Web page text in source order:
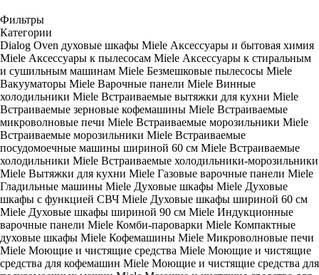
Фильтры
Категории
Dialog Oven духовые шкафы Miele Аксессуары и бытовая химия
Miele Аксессуары к пылесосам Miele Аксессуары к стиральным
и сушильным машинам Miele Безмешковые пылесосы Miele
Вакууматоры Miele Варочные панели Miele Винные
холодильники Miele Встраиваемые вытяжки для кухни Miele
Встраиваемые зерновые кофемашины Miele Встраиваемые
микроволновые печи Miele Встраиваемые морозильники Miele
Встраиваемые морозильники Miele Встраиваемые
посудомоечные машины шириной 60 см Miele Встраиваемые
холодильники Miele Встраиваемые холодильники-морозильники
Miele Вытяжки для кухни Miele Газовые варочные панели Miele
Гладильные машины Miele Духовые шкафы Miele Духовые
шкафы с функцией СВЧ Miele Духовые шкафы шириной 60 см
Miele Духовые шкафы шириной 90 см Miele Индукционные
варочные панели Miele Комби-пароварки Miele Компактные
духовые шкафы Miele Кофемашины Miele Микроволновые печи
Miele Моющие и чистящие средства Miele Моющие и чистящие
средства для кофемашин Miele Моющие и чистящие средства для